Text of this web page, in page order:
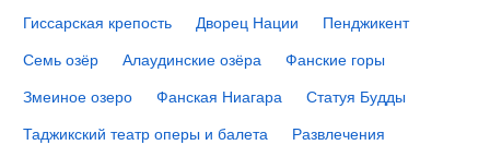
Гиссарская крепость
Дворец Нации
Пенджикент
Семь озёр
Алаудинские озёра
Фанские горы
Змеиное озеро
Фанская Ниагара
Статуя Будды
Таджикский театр оперы и балета
Развлечения